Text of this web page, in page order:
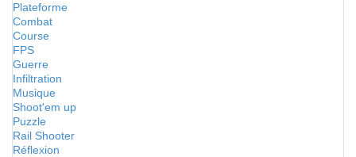
Plateforme
Combat
Course
FPS
Guerre
Infiltration
Musique
Shoot'em up
Puzzle
Rail Shooter
Réflexion